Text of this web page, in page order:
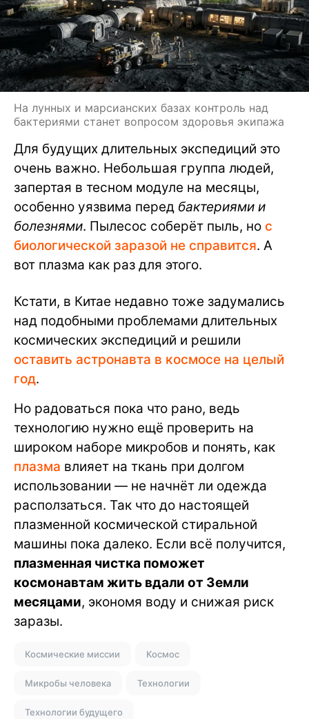
На лунных и марсианских базах контроль над
бактериями станет вопросом здоровья экипажа
Для будущих длительных экспедиций это
очень важно. Небольшая группа людей,
запертая в тесном модуле на месяцы,
особенно уязвима перед бактериями и
болезнями. Пылесос соберёт пыль, но с
биологической заразой не справится. А
вот плазма как раз для этого.
Кстати, в Китае недавно тоже задумались
над подобными проблемами длительных
космических экспедиций и решили
оставить астронавта в космосе на целый
год.
Но радоваться пока что рано, ведь
технологию нужно ещё проверить на
широком наборе микробов и понять, как
плазма влияет на ткань при долгом
использовании — не начнёт ли одежда
расползаться. Так что до настоящей
плазменной космической стиральной
машины пока далеко. Если всё получится,
плазменная чистка поможет
космонавтам жить вдали от Земли
месяцами, экономя воду и снижая риск
заразы.
Космические миссии Космос
Микробы человека Технологии
Технологии будущего